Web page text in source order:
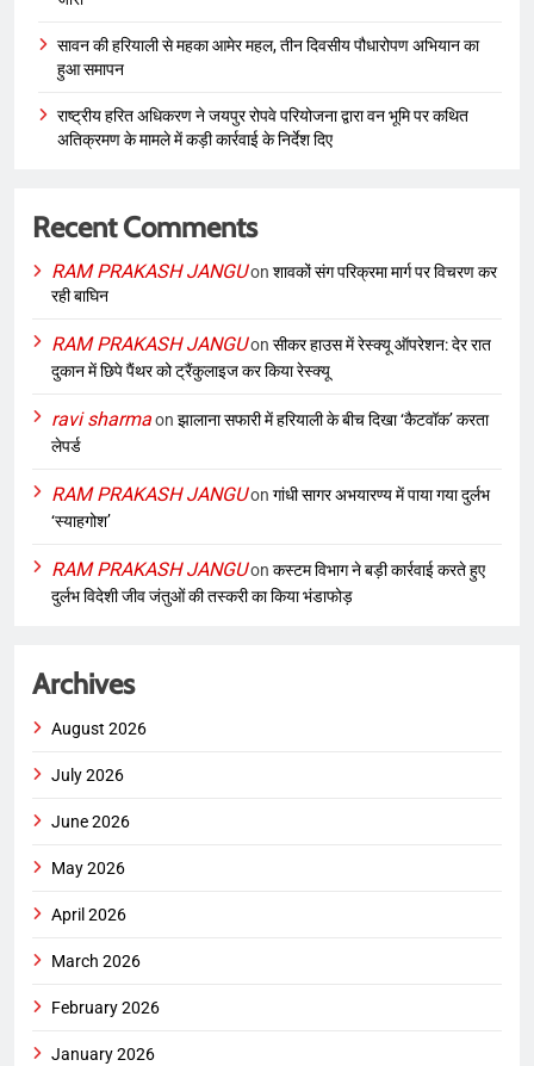
सावन की हरियाली से महका आमेर महल, तीन दिवसीय पौधारोपण अभियान का
हुआ समापन
राष्ट्रीय हरित अधिकरण ने जयपुर रोपवे परियोजना द्वारा वन भूमि पर कथित
अतिक्रमण के मामले में कड़ी कार्रवाई के निर्देश दिए
Recent Comments
RAM PRAKASH JANGUon शावकों संग परिक्रमा मार्ग पर विचरण कर
रही बाघिन
RAM PRAKASH JANGUon सीकर हाउस में रेस्क्यू ऑपरेशन: देर रात
दुकान में छिपे पैंथर को ट्रैंकुलाइज कर किया रेस्क्यू
ravi sharmaon झालाना सफारी में हरियाली के बीच दिखा ‘कैटवॉक’ करता
लेपर्ड
RAM PRAKASH JANGUon गांधी सागर अभयारण्य में पाया गया दुर्लभ
‘स्याहगोश’
RAM PRAKASH JANGUon कस्टम विभाग ने बड़ी कार्रवाई करते हुए
दुर्लभ विदेशी जीव जंतुओं की तस्करी का किया भंडाफोड़
Archives
August 2026
July 2026
June 2026
May 2026
April 2026
March 2026
February 2026
January 2026